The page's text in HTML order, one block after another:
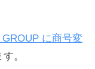
に商号変
。